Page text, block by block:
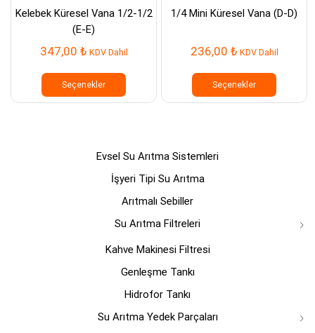
Kelebek Küresel Vana 1/2-1/2
(E-E)
347,00 ₺ KDV Dahil
Seçenekler
fazla
ürün
sayfasından
seçilebilir
1/4 Mini Küresel Vana (D-D)
236,00 ₺ KDV Dahil
Seçenekler
fazla
Evsel Su Arıtma Sistemleri
İşyeri Tipi Su Arıtma
Arıtmalı Sebiller
Su Arıtma Filtreleri
Kahve Makinesi Filtresi
Genleşme Tankı
Hidrofor Tankı
Su Arıtma Yedek Parçaları